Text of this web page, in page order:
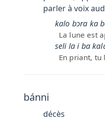
parler à voix
kalo bɔra ka
La lune est
seli la i ba
En priant, tu
bánni
décès